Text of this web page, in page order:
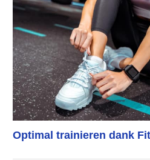
Optimal trainieren dank